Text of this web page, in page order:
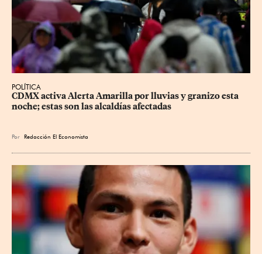
POLÍTICA
CDMX activa Alerta Amarilla por lluvias y granizo esta
noche; estas son las alcaldías afectadas
Por Redacción El Economista